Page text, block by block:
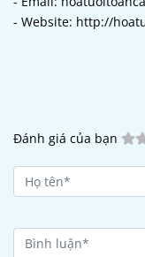
- Website: http://
Đánh giá của bạn